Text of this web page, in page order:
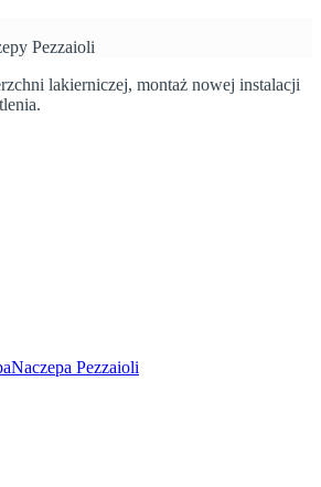
Pezzaioli
lakierniczej, montaż nowej instalacji
Naczepa Pezzaioli